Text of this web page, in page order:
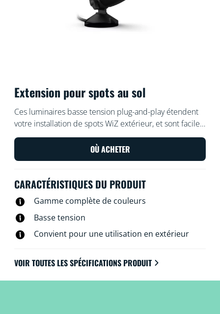
Extension pour spots au sol
Ces luminaires basse tension plug-and-play étendent
votre installation de spots WiZ extérieur, et sont faciles
et sûrs à installer. Disposez-les ou réorganisez-les à
votre goût, sans câblage supplémentaire. Utilisez votre
réseau Wi-Fi existant pour contrôler les lumières avec
OÙ ACHETER
CARACTÉRISTIQUES DU PRODUIT
Gamme complète de couleurs
Basse tension
Convient pour une utilisation en extérieur
VOIR TOUTES LES SPÉCIFICATIONS PRODUIT